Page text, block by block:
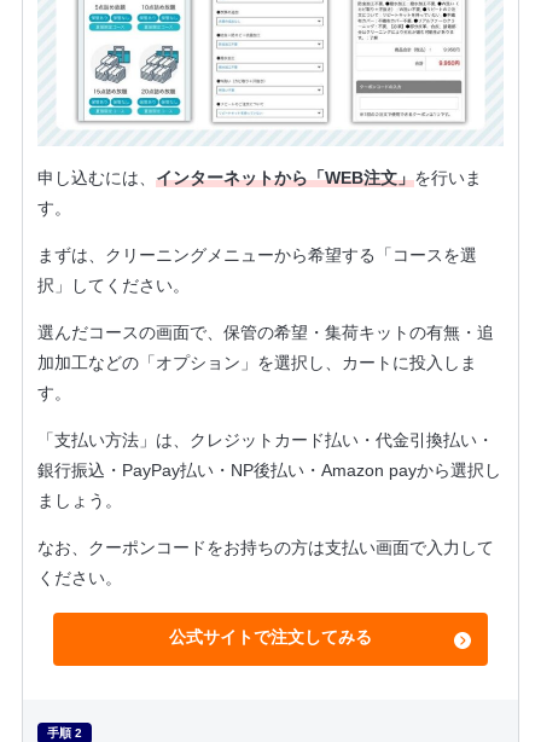
申し込むには、 インターネットから「WEB注文」を行いま
す。
まずは、クリーニングメニューから希望する「コースを選
択」してください。
選んだコースの画面で、保管の希望・集荷キットの有無・追
加加工などの「オプション」を選択し、カートに投入しま
す。
「支払い方法」は、クレジットカード払い・代金引換払い・
銀行振込・PayPay払い・NP後払い・Amazon payから選択し
ましょう。
なお、クーポンコードをお持ちの方は支払い画面で入力して
ください。
公式サイトで注文してみる
手順 2